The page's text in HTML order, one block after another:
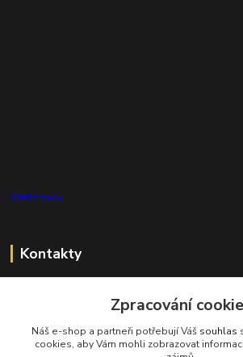
Zvětšit mapu
Kontakty
+420 727 808 115
info@proecosystem.cz
Zpracování
Náš e-shop a partneři potřebují Váš souhlas
cookies, aby Vám mohli zobrazovat